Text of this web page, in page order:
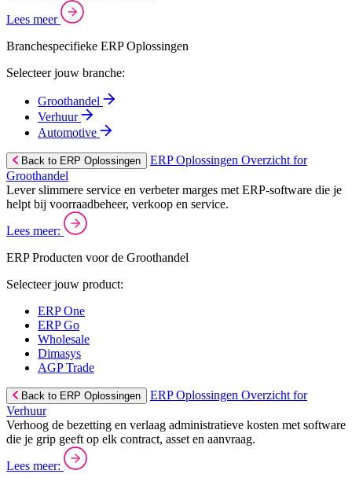
Lees meer
Branchespecifieke ERP Oplossingen
Selecteer jouw branche:
Groothandel
Verhuur
Automotive
Back to ERP Oplossingen
ERP Oplossingen Overzicht for
Groothandel
Lever slimmere service en verbeter marges met ERP-software die je
helpt bij voorraadbeheer, verkoop en service.
Lees meer:
ERP Producten voor de Groothandel
Selecteer jouw product:
ERP One
ERP Go
Wholesale
Dimasys
AGP Trade
Back to ERP Oplossingen
ERP Oplossingen Overzicht for
Verhuur
Verhoog de bezetting en verlaag administratieve kosten met software
die je grip geeft op elk contract, asset en aanvraag.
Lees meer: